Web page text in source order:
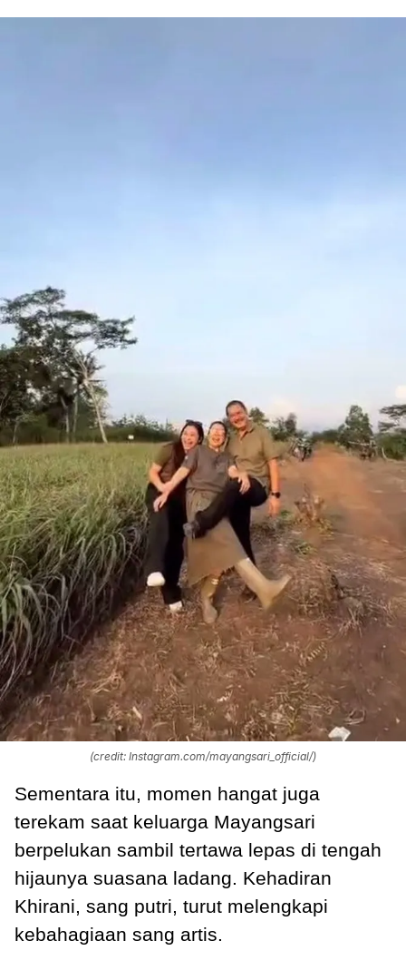
(credit: Instagram.com/mayangsari_official/)
Sementara itu, momen hangat juga
terekam saat keluarga Mayangsari
berpelukan sambil tertawa lepas di tengah
hijaunya suasana ladang. Kehadiran
Khirani, sang putri, turut melengkapi
kebahagiaan sang artis.